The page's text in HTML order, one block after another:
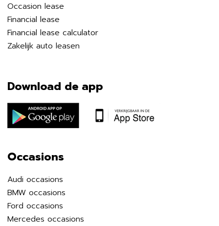
Occasion lease
Financial lease
Financial lease calculator
Zakelijk auto leasen
Download de app
Occasions
Audi occasions
BMW occasions
Ford occasions
Mercedes occasions